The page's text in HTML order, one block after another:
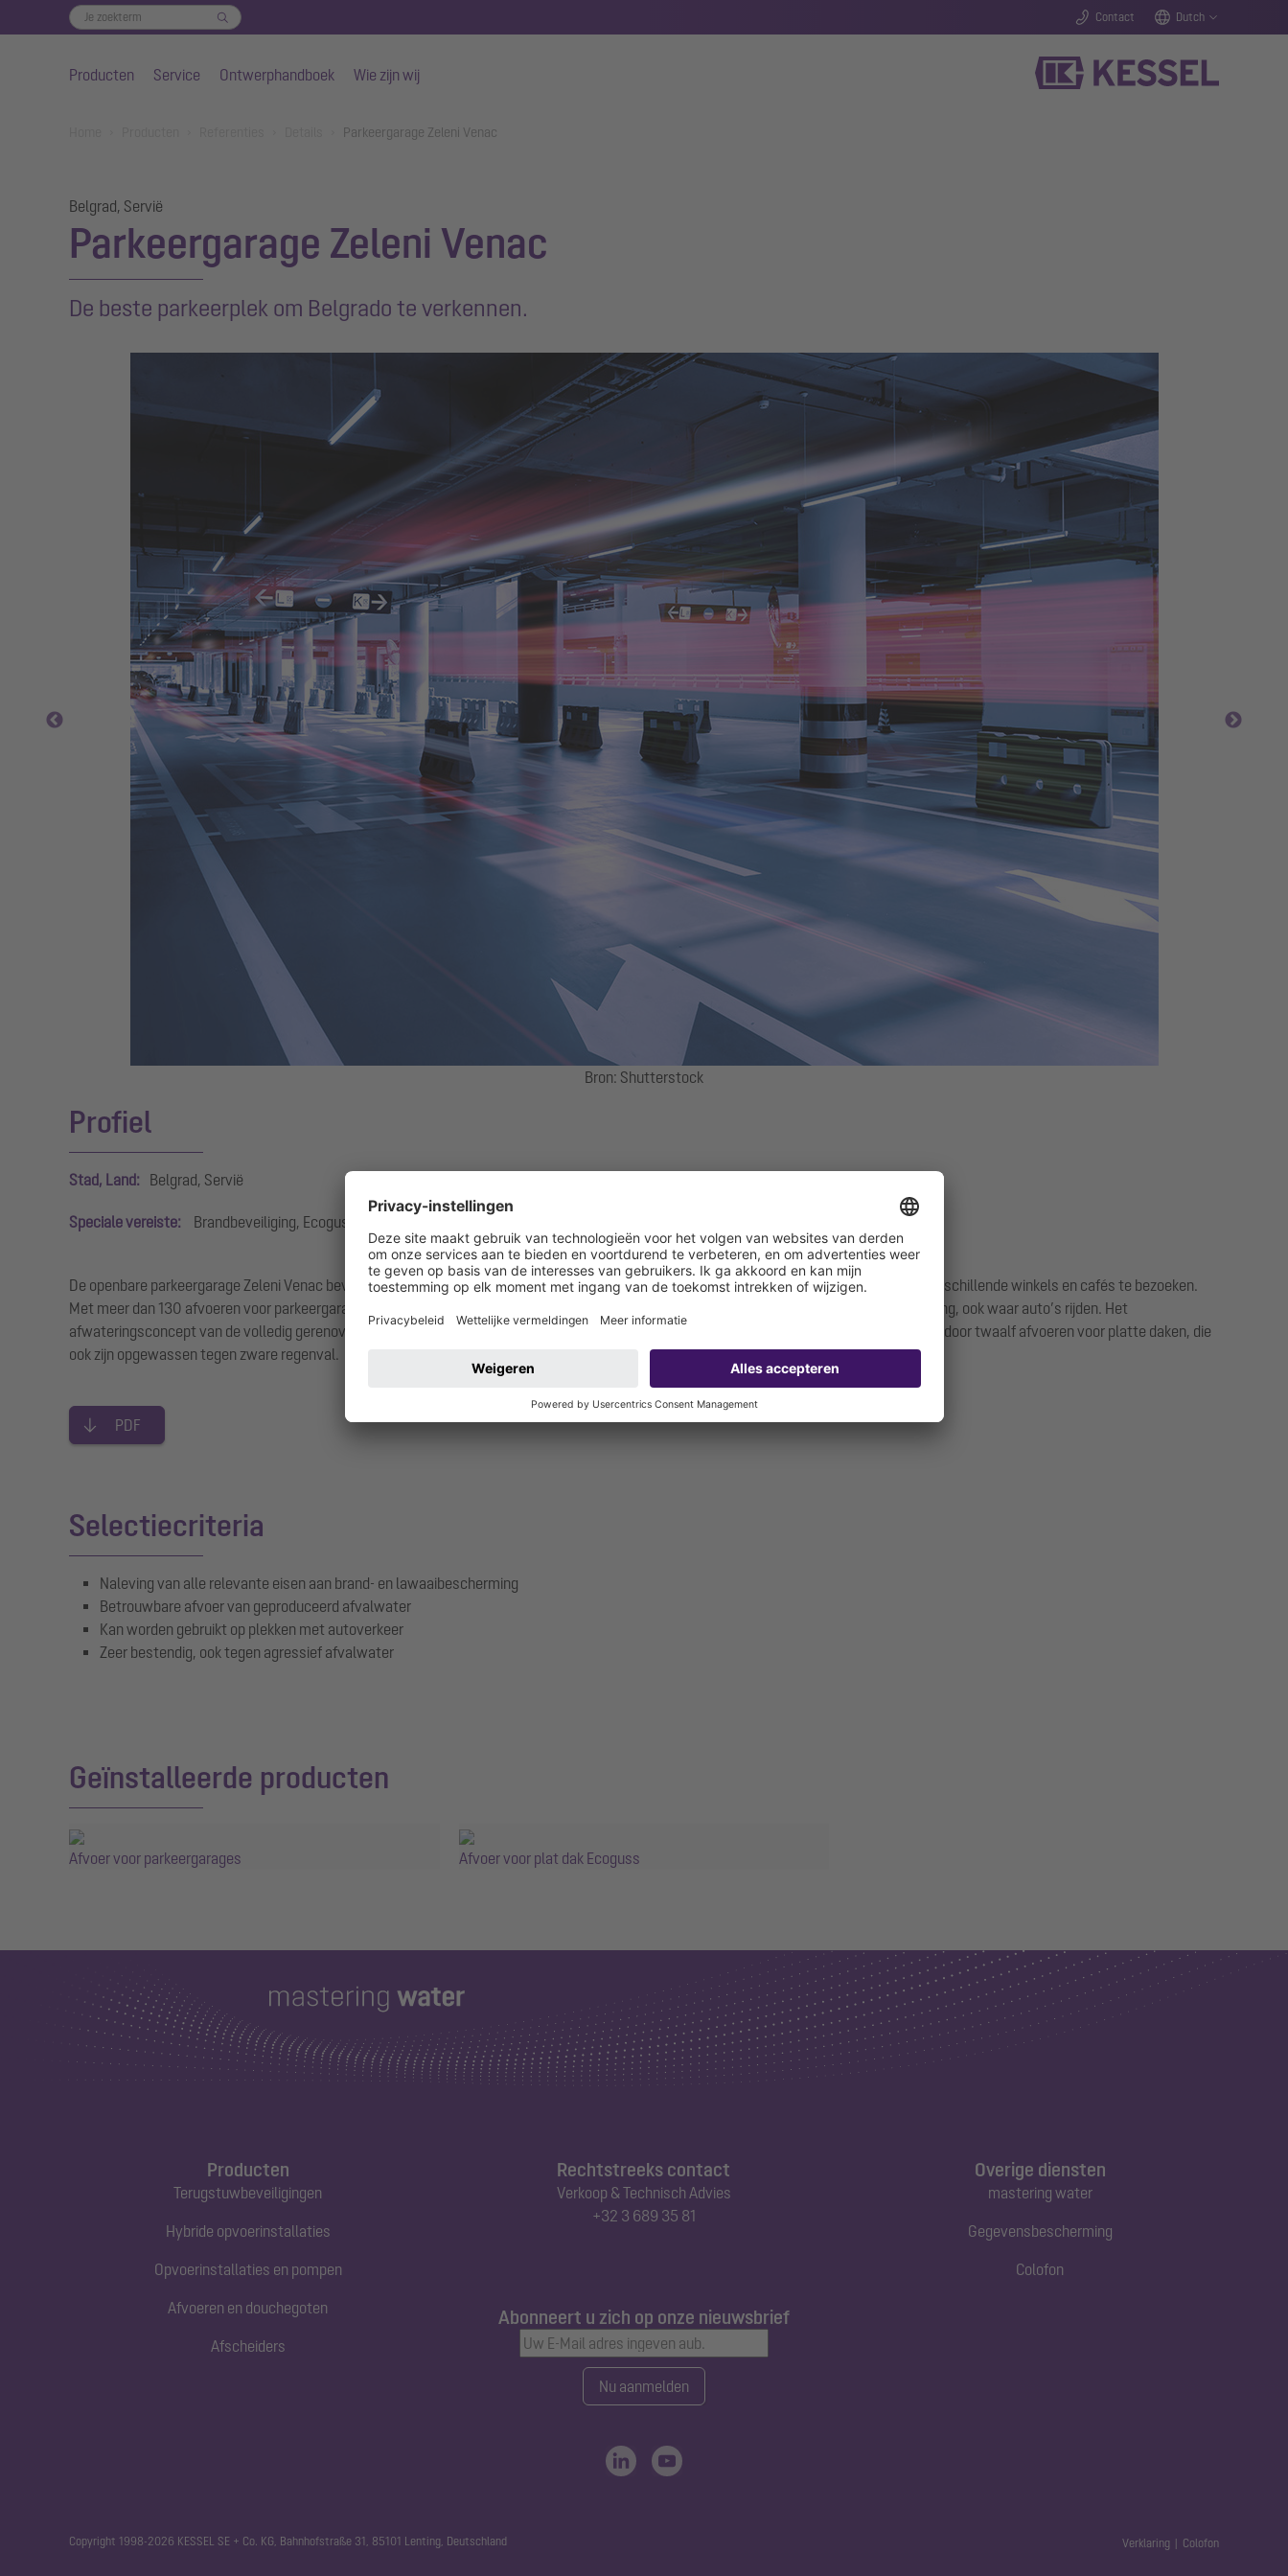
Contact Dutch
Producten Service Ontwerphandboek Wie zijn wij
Parkeergarage Zeleni Venac
Belgrad, Servië
Parkeergarage Zeleni Venac
De beste parkeerplek om Belgrado te verkennen.
Bron: Shutterstock
Profiel
Stad, Land: Belgrad, Servië
Speciale vereiste: Brandbeveiliging, Ecoguss
De openbare parkeergarage Zeleni Venac bevindt zich in het centrum van Belgrado en is absoluut de beste keuze om het centrum met zijn verschillende winkels en cafés te bezoeken.
Met meer dan 130 afvoeren voor parkeergarages van de zeer robuuste grondstof Ecoguss zorgt KESSEL voor een betrouwbare vloerafwatering, ook waar auto’s rijden. Het
afwateringsconcept van de volledig gerenoveerde en met de European Parking Award 2019 bekroonde parkkeergarage wordt gecompleteerd door twaalf afvoeren voor platte daken, die
ook zijn opgewassen tegen zware regenval.
PDF
Selectiecriteria
Naleving van alle relevante eisen aan brand- en lawaaibescherming
Betrouwbare afvoer van geproduceerd afvalwater
Kan worden gebruikt op plekken met autoverkeer
Zeer bestendig, ook tegen agressief afvalwater
Geïnstalleerde producten
Afvoer voor parkeergarages Afvoer voor plat dak Ecoguss
Producten
Terugstuwbeveiligingen
Hybride opvoerinstallaties
Opvoerinstallaties en pompen
Afvoeren en douchegoten
Afscheiders
Rechtstreeks contact
Verkoop & Technisch Advies
+32 3 689 35 81
Abonneert u zich op onze nieuwsbrief
Nu aanmelden
Overige diensten
mastering water
Gegevensbescherming
Colofon
Copyright 1998-2026 KESSEL SE + Co. KG, Bahnhofstraße 31, 85101 Lenting, Deutschland Verklaring Colofon